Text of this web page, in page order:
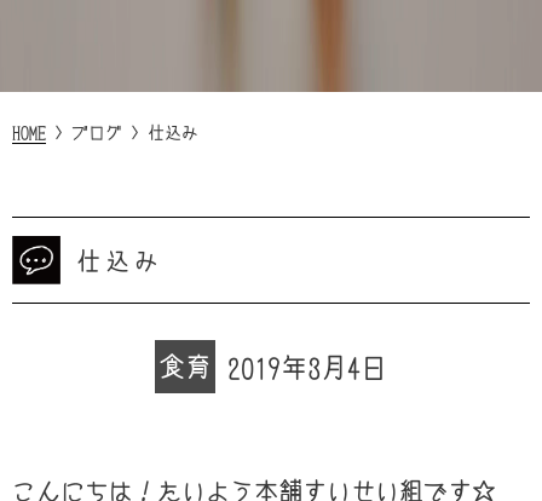
HOME > ブログ > 仕込み
仕込み
食育 2019年3月4日
こんにちは！たいよう本舗すいせい組です☆